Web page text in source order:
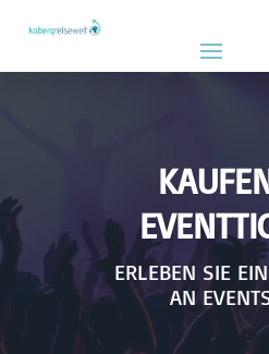
ERLEBEN SIE
AN